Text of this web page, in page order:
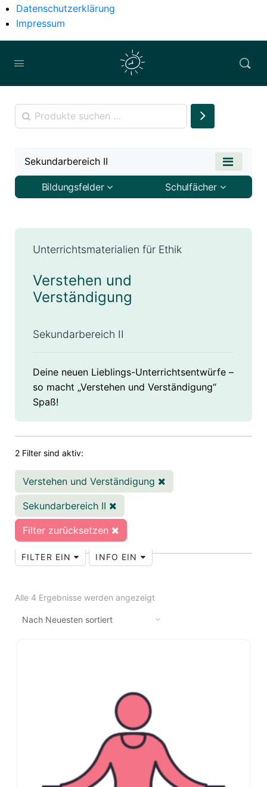
Datenschutzerklärung
Impressum
Unterrichtsmaterialien für Ethik
Verstehen und
Verständigung
Sekundarbereich II
Deine neuen Lieblings-Unterrichtsentwürfe –
so macht „Verstehen und Verständigung“
Spaß!
2 Filter sind aktiv:
Verstehen und Verständigung
Sekundarbereich II
Filter zurücksetzen
FILTER EIN INFO EIN
Alle 4 Ergebnisse werden angezeigt
Sekundarbereich II
Bildungsfelder Schulfächer